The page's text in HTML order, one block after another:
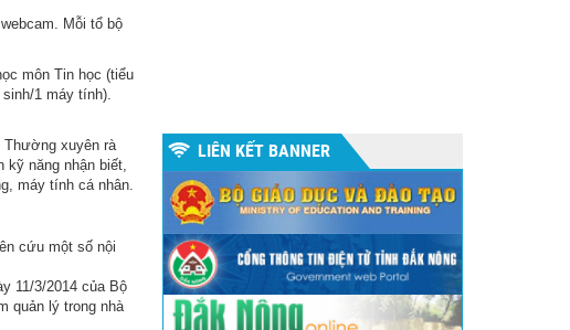
Mỗi tổ bộ
môn Tin học (tiểu
1 máy tính).
Thường xuyên rà
năng nhận biết,
máy tính cá nhân.
cứu một số nội
11/3/2014 của Bộ
quản lý trong nhà
LIÊN KẾT BANNER